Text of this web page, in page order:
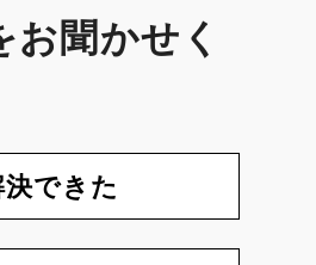
お聞かせく
決できた